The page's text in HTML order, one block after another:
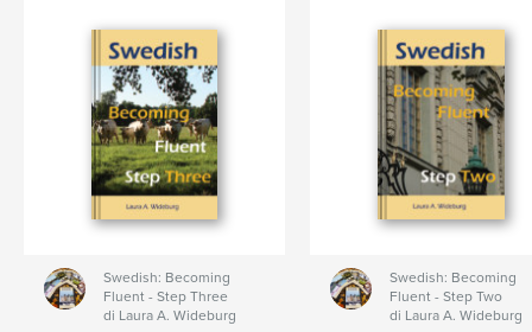
Swedish: Becoming
Fluent - Step Three
di Laura A. Wideburg
Swedish: Becoming
Fluent - Step Two
di Laura A. Wideburg